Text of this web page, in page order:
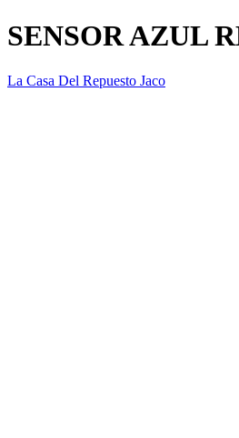
SENSOR AZUL
La Casa Del Repuesto Jaco